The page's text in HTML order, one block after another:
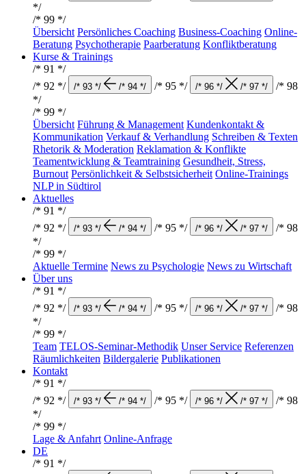
*/
/* 99 */
Übersicht Persönliches Coaching Business-Coaching Online-
Beratung Psychotherapie Paarberatung Konfliktberatung
Kurse & Trainings
/* 91 */
/* 92 */
/* 93 */ /* 94 */ /* 95 */ /* 96 */ /* 97 */
/* 98
*/
/* 99 */
Übersicht Führung & Management Kundenkontakt &
Kommunikation Verkauf & Verhandlung Schreiben & Texten
Rhetorik & Moderation Reklamation & Konflikte
Teamentwicklung & Teamtraining Gesundheit, Stress,
Burnout Persönlichkeit & Selbstsicherheit Online-Trainings
NLP in Südtirol
Aktuelles
/* 91 */
/* 92 */
/* 93 */ /* 94 */ /* 95 */ /* 96 */ /* 97 */
/* 98
*/
/* 99 */
Aktuelle Termine News zu Psychologie News zu Wirtschaft
Über uns
/* 91 */
/* 92 */
/* 93 */ /* 94 */ /* 95 */ /* 96 */ /* 97 */
/* 98
*/
/* 99 */
Team TELOS-Seminar-Methodik Unser Service Referenzen
Räumlichkeiten Bildergalerie Publikationen
Kontakt
/* 91 */
/* 92 */
/* 93 */ /* 94 */ /* 95 */ /* 96 */ /* 97 */
/* 98
*/
/* 99 */
Lage & Anfahrt Online-Anfrage
DE
/* 91 */